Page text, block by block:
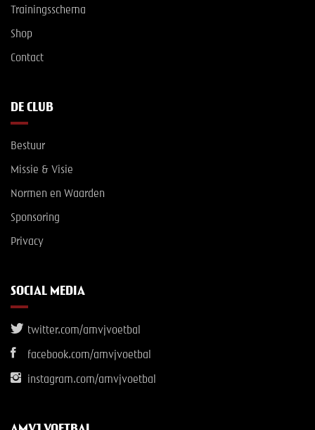
Trainingsschema
Shop
Contact
DE CLUB
Bestuur
Missie & Visie
Normen en Waarden
Sponsoring
Privacy
SOCIAL MEDIA
twitter.com/amvjvoetbal
facebook.com/amvjvoetbal
instagram.com/amvjvoetbal